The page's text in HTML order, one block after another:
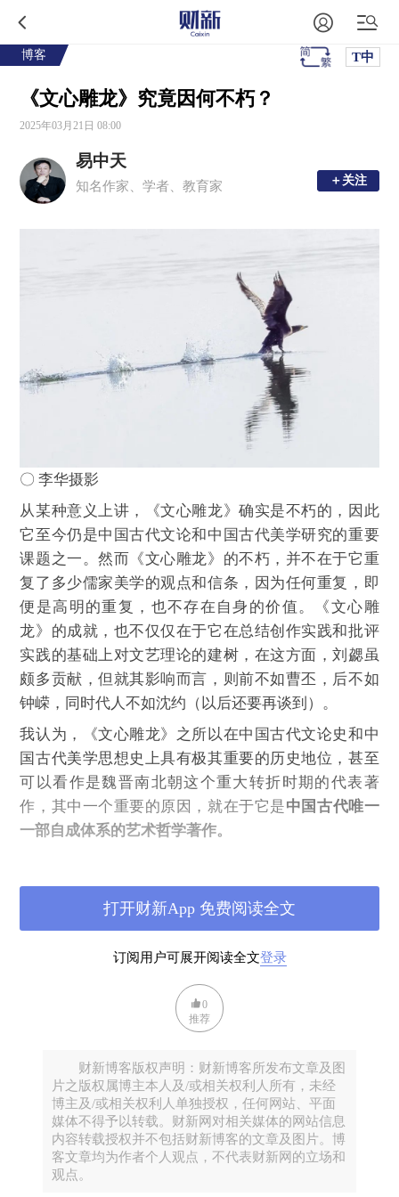
博客 T中
《文心雕龙》究竟因何不朽？
2025年03月21日 08:00
易中天
知名作家、学者、教育家 ＋关注
＋关注
〇 李华摄影
从某种意义上讲，《文心雕龙》确实是不朽的，因此
它至今仍是中国古代文论和中国古代美学研究的重要
课题之一。然而《文心雕龙》的不朽，并不在于它重
复了多少儒家美学的观点和信条，因为任何重复，即
便是高明的重复，也不存在自身的价值。《文心雕
龙》的成就，也不仅仅在于它在总结创作实践和批评
实践的基础上对文艺理论的建树，在这方面，刘勰虽
颇多贡献，但就其影响而言，则前不如曹丕，后不如
钟嵘，同时代人不如沈约（以后还要再谈到）。
我认为，《文心雕龙》之所以在中国古代文论史和中
国古代美学思想史上具有极其重要的历史地位，甚至
可以看作是魏晋南北朝这个重大转折时期的代表著
作，其中一个重要的原因，就在于它是中国古代唯一
一部自成体系的艺术哲学著作。
包括文学本质、创作规律、批评原则和审美理想在内
的诸多重大理论问题做过如此系统、全面的研究，更
不要说在这个理论体系中集中了中国美学思想的主要
陆机的《文赋》虽然也有博采众家的优点，但正如刘
若愚先生所指出的，他的方法是“采择主义”的，因而
表现出一种多元理论的倾向；而刘勰的方法却是“综合
订阅用户可展开阅读全文登录
打开财新App 免费阅读全文
0
推荐
财新博客版权声明：财新博客所发布文章及图
片之版权属博主本人及/或相关权利人所有，未经
博主及/或相关权利人单独授权，任何网站、平面
媒体不得予以转载。财新网对相关媒体的网站信息
内容转载授权并不包括财新博客的文章及图片。博
客文章均为作者个人观点，不代表财新网的立场和
观点。